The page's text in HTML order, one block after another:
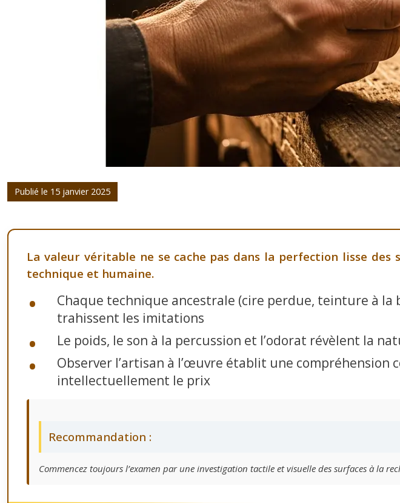
Publié le 15 janvier 2025
La valeur véritable ne se cache pas dans la perfection lisse
technique et humaine.
Chaque technique ancestrale (cire perdue, teinture à
trahissent les imitations
Le poids, le son à la percussion et l’odorat révèlent la
Observer l’artisan à l’œuvre établit une
intellectuellement le prix
Recommandation :
Commencez toujours l’examen par une investigation tactile et visuelle des surfaces à la